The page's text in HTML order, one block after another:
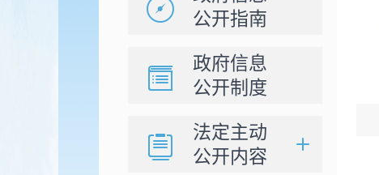
公开指南
政府信息
公开制度
法定主动
公开内容